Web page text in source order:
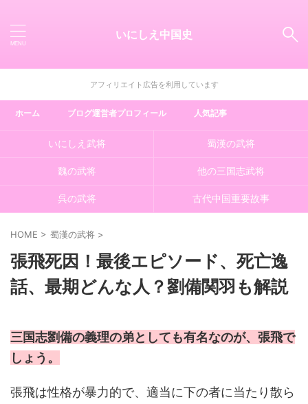
いにしえ中国史
アフィリエイト広告を利用しています
ホーム ブログ運営者プロフィール 人気記事
いにしえ武将 蜀漢の武将
魏の武将 他の三国志武将
呉の武将 古代中国重要故事
HOME > 蜀漢の武将 >
張飛死因！最後エピソード、死亡逸
話、最期どんな人？劉備関羽も解説
三国志劉備の義理の弟としても有名なのが、張飛で
しょう。
張飛は性格が暴力的で、適当に下の者に当たり散ら